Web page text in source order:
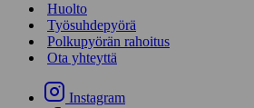
Huolto
Työsuhdepyörä
Polkupyörän rahoitus
Ota yhteyttä
Instagram